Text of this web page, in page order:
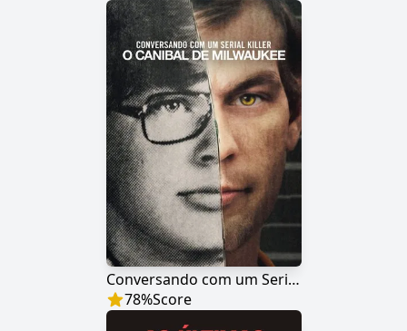
Conversando com um Serial Killer: O Canibal de Milwaukee
78%Score